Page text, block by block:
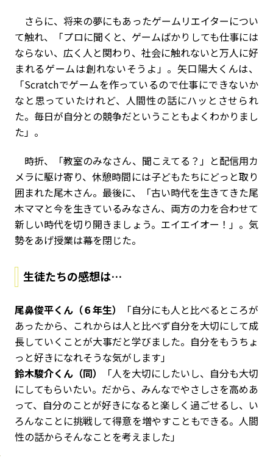
さらに、将来の夢にもあったゲームリエイターについ
て触れ、「プロに聞くと、ゲームばかりしても仕事には
ならない、広く人と関わり、社会に触れないと万人に好
まれるゲームは創れないそうよ」。矢口陽大くんは、
「Scratchでゲームを作っているので仕事にできないか
なと思っていたけれど、人間性の話にハッとさせられ
た。毎日が自分との競争だということもよくわかりまし
た」。
時折、「教室のみなさん、聞こえてる？」と配信用カ
メラに駆け寄り、休憩時間には子どもたちにどっと取り
囲まれた尾木さん。最後に、「古い時代を生きてきた尾
木ママと今を生きているみなさん、両方の力を合わせて
新しい時代を切り開きましょう。エイエイオー！」。気
勢をあげ授業は幕を閉じた。
生徒たちの感想は…
尾鼻俊平くん（６年生）
「自分にも人と比べるところが
あったから、これからは人と比べず自分を大切にして成
長していくことが大事だと学びました。自分をもうちょ
っと好きになれそうな気がします」
鈴木駿介くん（同）
「人を大切にしたいし、自分も大切
にしてもらいたい。だから、みんなでやさしさを高めあ
って、自分のことが好きになると楽しく過ごせるし、い
ろんなことに挑戦して得意を増やすこともできる。人間
性の話からそんなことを考えました」